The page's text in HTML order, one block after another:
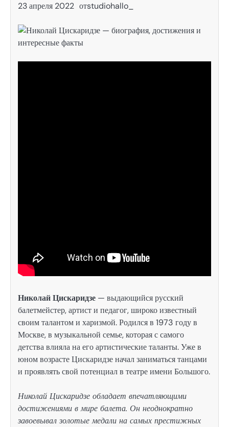
23 апреля 2022 отstudiohallo_
Николай Цискаридзе — выдающийся русский
балетмейстер, артист и педагог, широко известный
своим талантом и харизмой. Родился в 1973 году в
Москве, в музыкальной семье, которая с самого
детства влияла на его артистические таланты. Уже в
юном возрасте Цискаридзе начал заниматься танцами
и проявлять свой потенциал в театре имени Большого.
Николай Цискаридзе обладает впечатляющими
достижениями в мире балета. Он неоднократно
завоевывал золотые медали на самых престижных